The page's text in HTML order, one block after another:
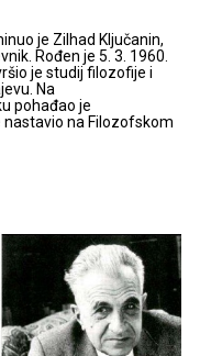
je Zilhad Ključanin,
Rođen je 5. 3. 1960.
je studij filozofije i
Na
pohađao je
na Filozofskom